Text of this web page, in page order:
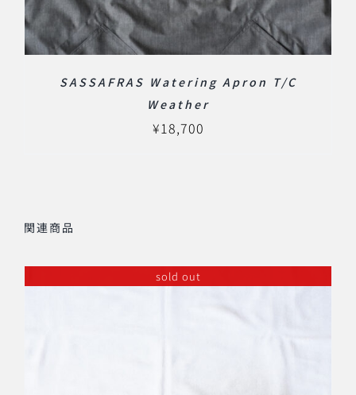
SASSAFRAS Watering Apron T/C
Weather
¥18,700
関連商品
sold out